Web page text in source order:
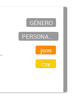
GÉNERO
PERSONAL CIENTÍFICO-TECNOLÓGICO
json
csv